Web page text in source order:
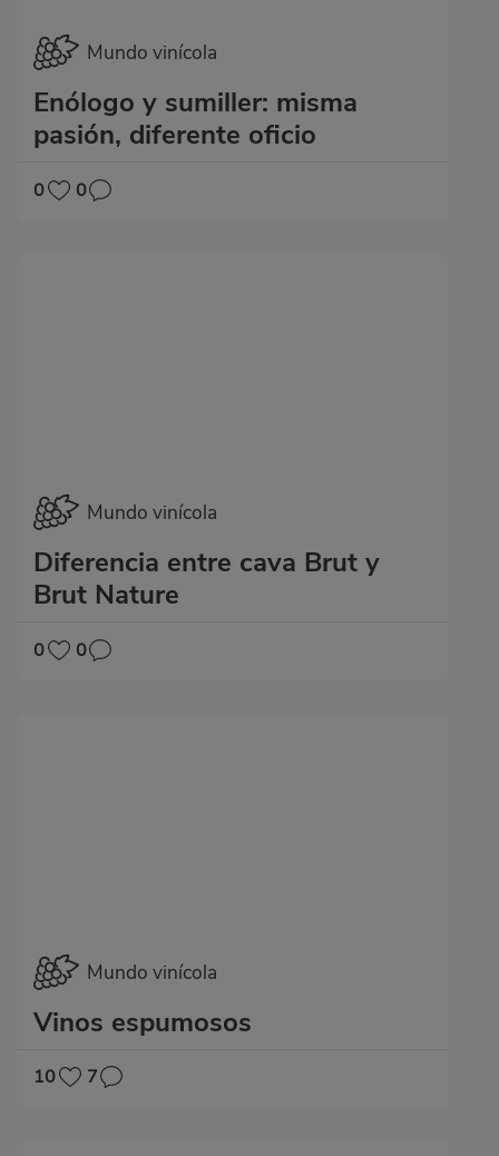
Mundo vinícola
Enólogo y sumiller: misma
pasión, diferente oficio
0 0
Mundo vinícola
Diferencia entre cava Brut y
Brut Nature
0 0
Mundo vinícola
Vinos espumosos
10 7